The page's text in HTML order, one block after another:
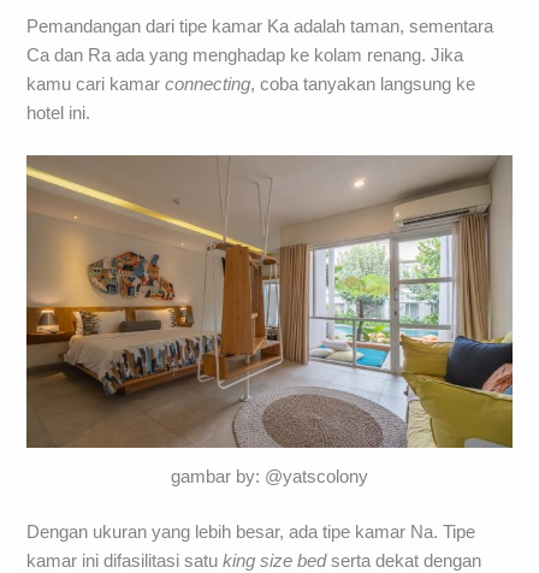
Pemandangan dari tipe kamar Ka adalah taman, sementara
Ca dan Ra ada yang menghadap ke kolam renang. Jika
kamu cari kamarconnecting, coba tanyakan langsung ke
hotel ini.
gambar by: @yatscolony
Dengan ukuran yang lebih besar, ada tipe kamar Na. Tipe
kamar ini difasilitasi satuking size bedserta dekat dengan